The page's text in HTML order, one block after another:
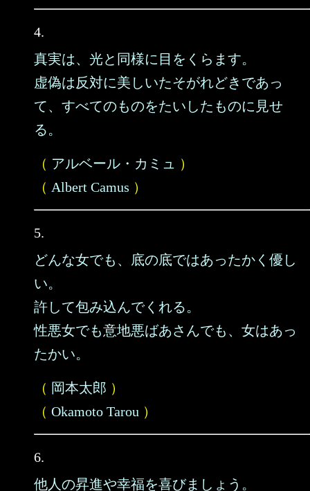
4.
真実は、光と同様に目をくらます。
虚偽は反対に美しいたそがれどきであっ
て、すべてのものをたいしたものに見せ
る。
（ アルベール・カミュ
）
（ Albert Camus ）
5.
どんな女でも、底の底ではあったかく優し
い。
許して包み込んでくれる。
性悪女でも意地悪ばあさんでも、女はあっ
たかい。
（ 岡本太郎 ）
（ Okamoto Tarou ）
6.
他人の昇進や幸福を喜びましょう。